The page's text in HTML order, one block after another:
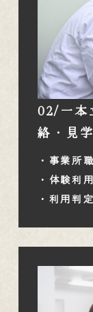
02/一本
絡・見学
・事業所
・体験利
・利用判定